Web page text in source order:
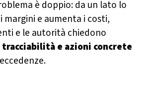
è doppio: da un lato lo
margini e aumenta i costi,
e le autorità chiedono
e azioni concrete